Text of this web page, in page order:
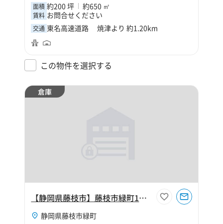
面積 約200 坪 約650 ㎡
賃料 お問合せください
交通 東名高速道路 焼津より 約1.20km
この物件を選択する
倉庫
【静岡県藤枝市】藤枝市緑町1丁目120坪倉庫
静岡県藤枝市緑町